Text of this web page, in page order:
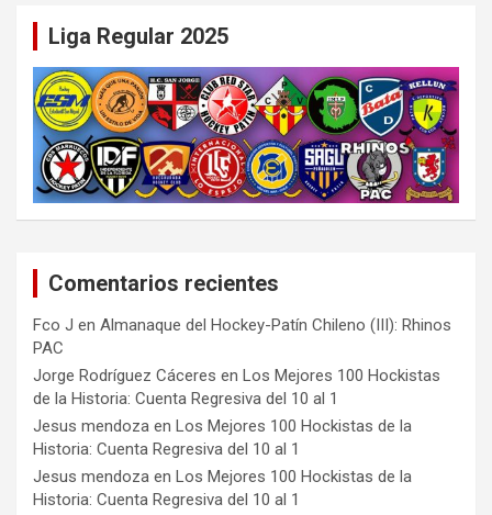
Liga Regular 2025
Comentarios recientes
Fco J en Almanaque del Hockey-Patín Chileno (III): Rhinos
PAC
Jorge Rodríguez Cáceres en Los Mejores 100 Hockistas
de la Historia: Cuenta Regresiva del 10 al 1
Jesus mendoza en Los Mejores 100 Hockistas de la
Historia: Cuenta Regresiva del 10 al 1
Jesus mendoza en Los Mejores 100 Hockistas de la
Historia: Cuenta Regresiva del 10 al 1